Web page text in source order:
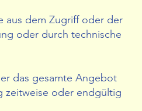
aus dem Zugriff oder der
oder durch technische
das gesamte Angebot
zeitweise oder endgültig